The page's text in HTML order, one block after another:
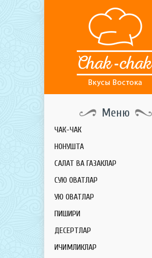
Меню
ЧАК-ЧАК
НОНУШТА
САЛАТ ВА ГАЗАКЛАР
СУЮҚ ОВҚАТЛАР
ҚУЮҚ ОВҚАТЛАР
ПИШИРИҚ
ДЕСЕРТЛАР
ИЧИМЛИКЛАР